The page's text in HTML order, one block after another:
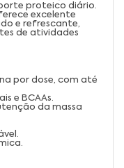
proteico diário.
excelente
e refrescante,
de atividades
por dose, com até
e BCAAs.
da massa